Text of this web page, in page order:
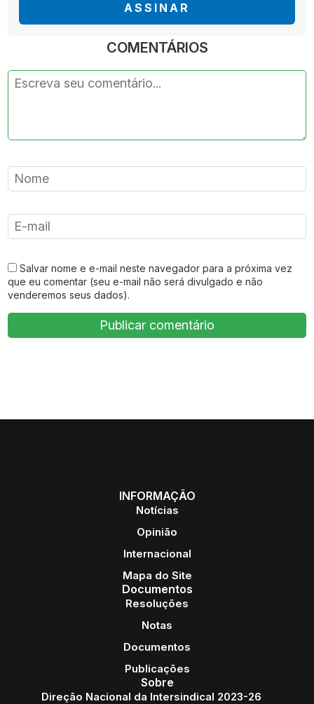
ASSINAR
COMENTÁRIOS
Salvar nome e e-mail neste navegador para a próxima vez
que eu comentar (seu e-mail não será divulgado e não
venderemos seus dados).
INFORMAÇÃO
Notícias
Opinião
Internacional
Mapa do Site
Documentos
Resoluções
Notas
Documentos
Publicações
Sobre
Direção Nacional da Intersindical 2023-26